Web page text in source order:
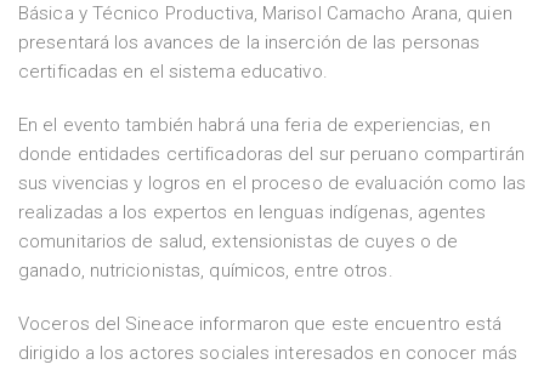
Básica y Técnico Productiva, Marisol Camacho Arana, quien
presentará los avances de la inserción de las personas
certificadas en el sistema educativo.
En el evento también habrá una feria de experiencias, en
donde entidades certificadoras del sur peruano compartirán
sus vivencias y logros en el proceso de evaluación como las
realizadas a los expertos en lenguas indígenas, agentes
comunitarios de salud, extensionistas de cuyes o de
ganado, nutricionistas, químicos, entre otros.
Voceros del Sineace informaron que este encuentro está
dirigido a los actores sociales interesados en conocer más